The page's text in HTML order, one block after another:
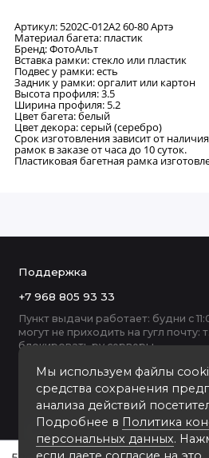
Артикул: 5202C-012A2 60-80 Артэ
Материал багета: пластик
Бренд: ФотоАльт
Вставка рамки: стекло или пластик
Подвес у рамки: есть
Задник у рамки: оргалит или картон
Высота профиля: 3.5
Ширина профиля: 5.2
Цвет багета: белый
Цвет декора: серый (серебро)
Срок изготовления зависит от
рамок в заказе от часа до 10 суток.
Пластиковая багетная рамка
Мы используем файлы
средства сохранения
анализа действий
Подробнее в Политика
персональных данных.
Поддержка
+7 968 805 93 33
Пункт выдачи работает: будни с
могут не приходить на гугл почту:
блокировать ру серверы